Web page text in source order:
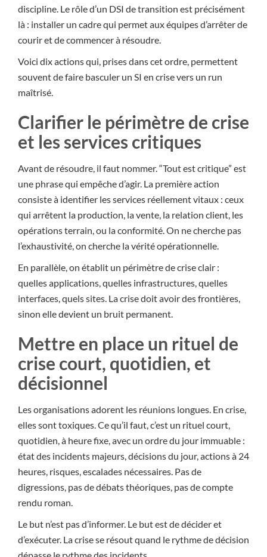
discipline. Le rôle d’un DSI de transition est précisément
là : installer un cadre qui permet aux équipes d’arrêter de
courir et de commencer à résoudre.
Voici dix actions qui, prises dans cet ordre, permettent
souvent de faire basculer un SI en crise vers un run
maîtrisé.
Clarifier le périmètre de crise
et les services critiques
Avant de résoudre, il faut nommer. “Tout est critique” est
une phrase qui empêche d’agir. La première action
consiste à identifier les services réellement vitaux : ceux
qui arrêtent la production, la vente, la relation client, les
opérations terrain, ou la conformité. On ne cherche pas
l’exhaustivité, on cherche la vérité opérationnelle.
En parallèle, on établit un périmètre de crise clair :
quelles applications, quelles infrastructures, quelles
interfaces, quels sites. La crise doit avoir des frontières,
sinon elle devient un bruit permanent.
Mettre en place un rituel de
crise court, quotidien, et
décisionnel
Les organisations adorent les réunions longues. En crise,
elles sont toxiques. Ce qu’il faut, c’est un rituel court,
quotidien, à heure fixe, avec un ordre du jour immuable :
état des incidents majeurs, décisions du jour, actions à 24
heures, risques, escalades nécessaires. Pas de
digressions, pas de débats théoriques, pas de compte
rendu roman.
Le but n’est pas d’informer. Le but est de décider et
d’exécuter. La crise se résout quand le rythme de décision